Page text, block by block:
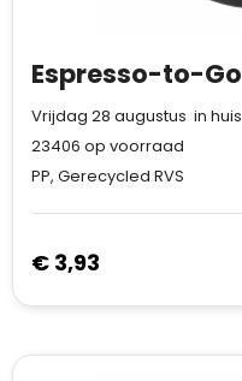
Vrijdag 28 augustus in huis
23406 op voorraad
PP, Gerecycled RVS
€ 3,93